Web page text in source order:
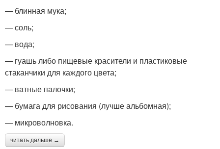
— блинная мука;
— соль;
— вода;
— гуашь либо пищевые красители и пластиковые
стаканчики для каждого цвета;
— ватные палочки;
— бумага для рисования (лучше альбомная);
— микроволновка.
читать дальше →